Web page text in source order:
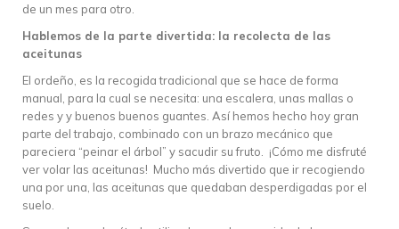
de un mes para otro.
Hablemos de la parte divertida: la recolecta de las
aceitunas
El ordeño, es la recogida tradicional que se hace de forma
manual, para la cual se necesita: una escalera, unas mallas o
redes y y buenos buenos guantes. Así hemos hecho hoy gran
parte del trabajo, combinado con un brazo mecánico que
pareciera “peinar el árbol” y sacudir su fruto. ¡Cómo me disfruté
ver volar las aceitunas! Mucho más divertido que ir recogiendo
una por una, las aceitunas que quedaban desperdigadas por el
suelo.